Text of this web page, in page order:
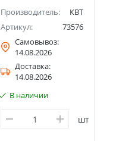
Производитель:
КВТ
Артикул:
73576
Самовывоз:
14.08.2026
Доставка:
14.08.2026
В наличии
шт